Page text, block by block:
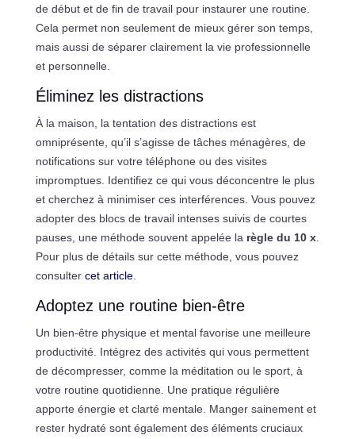
de début et de fin de travail pour instaurer une routine.
Cela permet non seulement de mieux gérer son temps,
mais aussi de séparer clairement la vie professionnelle
et personnelle.
Éliminez les distractions
À la maison, la tentation des distractions est
omniprésente, qu’il s’agisse de tâches ménagères, de
notifications sur votre téléphone ou des visites
impromptues. Identifiez ce qui vous déconcentre le plus
et cherchez à minimiser ces interférences. Vous pouvez
adopter des blocs de travail intenses suivis de courtes
pauses, une méthode souvent appelée la règle du 10 x.
Pour plus de détails sur cette méthode, vous pouvez
consulter cet article.
Adoptez une routine bien-être
Un bien-être physique et mental favorise une meilleure
productivité. Intégrez des activités qui vous permettent
de décompresser, comme la méditation ou le sport, à
votre routine quotidienne. Une pratique régulière
apporte énergie et clarté mentale. Manger sainement et
rester hydraté sont également des éléments cruciaux